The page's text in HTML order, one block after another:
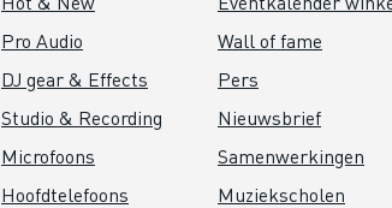
Pro Audio
DJ gear & Effects
Studio & Recording
Microfoons
Hoofdtelefoons
Wall of fame
Pers
Nieuwsbrief
Samenwerkingen
Muziekscholen